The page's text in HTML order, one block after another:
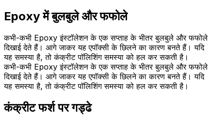
Epoxy में बुलबुले और फफोले
कभी-कभी Epoxy इंस्टॉलेशन के एक सप्ताह के भीतर बुलबुले और फफोले
दिखाई देते हैं। आगे जाकर यह एपॉक्सी के छिलने का कारण बनते हैं। यदि
यह समस्या है, तो कंक्रीट पॉलिशिंग समस्या को हल कर सकती है।
कभी-कभी Epoxy इंस्टॉलेशन के एक सप्ताह के भीतर बुलबुले और फफोले
दिखाई देते हैं। आगे जाकर यह एपॉक्सी के छिलने का कारण बनते हैं। यदि
यह समस्या है, तो कंक्रीट पॉलिशिंग समस्या को हल कर सकती है।
कंक्रीट फर्श पर गड्ढे